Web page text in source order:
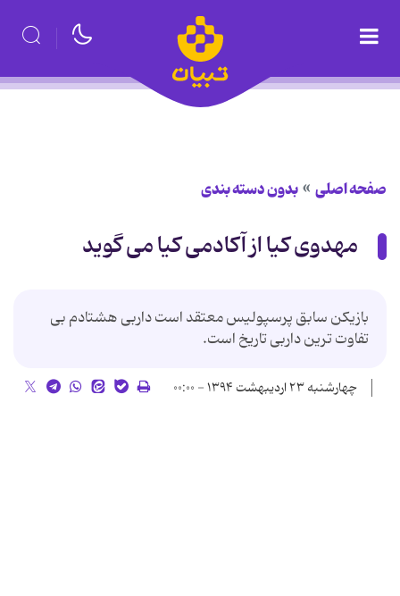
صفحه اصلی بدون دسته بندی
مهدوی کیا از آکادمی کیا می گوید
بازیکن سابق پرسپولیس معتقد است داربی هشتادم بی
تفاوت ترین داربی تاریخ است.
چهارشنبه ۲۳ اردیبهشت ۱۳۹۴ - ۰۰:۰۰